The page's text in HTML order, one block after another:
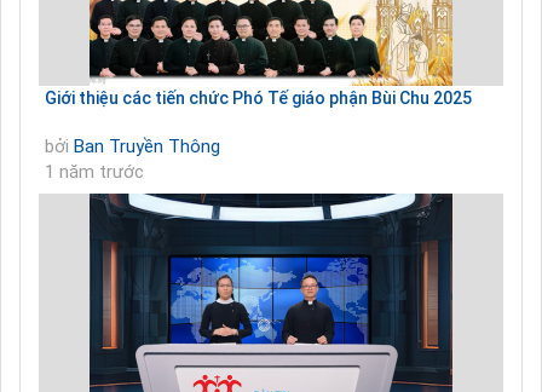
Giới thiệu các tiến chức Phó Tế giáo phận Bùi Chu 2025
bởi Ban Truyền Thông
1 năm trước